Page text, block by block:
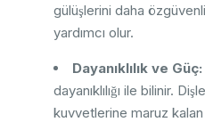
gülüşlerini daha
yardımcı olur.
Dayanıklılık ve Güç:
dayanıklılığı ile bilinir.
kuvvetlerine maruz kalan